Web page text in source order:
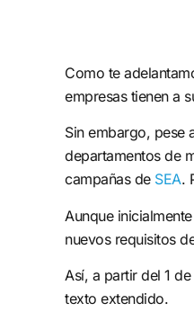
Como te
empresas tienen a
Sin embargo, pese
departamentos de
campañas de SEA.
Aunque
nuevos requisitos
Así, a partir del 1
texto extendido.